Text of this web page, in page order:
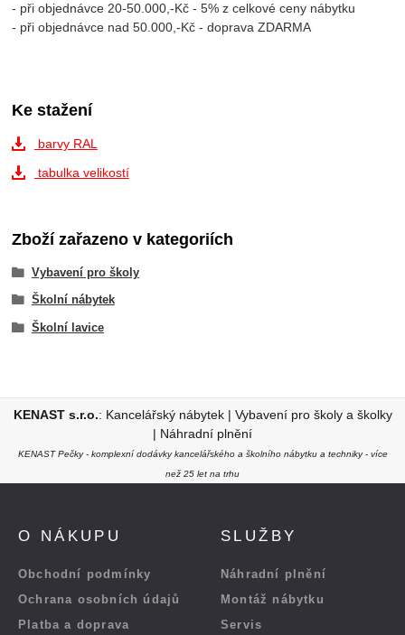
- při objednávce 20-50.000,-Kč - 5% z celkové ceny nábytku
- při objednávce nad 50.000,-Kč - doprava ZDARMA
Ke stažení
barvy RAL
tabulka velikostí
Zboží zařazeno v kategoriích
Vybavení pro školy
Školní nábytek
Školní lavice
KENAST s.r.o.: Kancelářský nábytek | Vybavení pro školy a školky
| Náhradní plnění
KENAST Pečky - komplexní dodávky kancelářského a školního nábytku a techniky - více
než 25 let na trhu
O NÁKUPU
Obchodní podmínky
Ochrana osobních údajů
Platba a doprava
SLUŽBY
Náhradní plnění
Montáž nábytku
Servis